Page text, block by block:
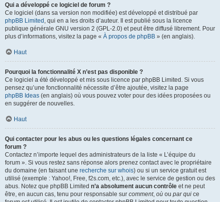
Qui a développé ce logiciel de forum ?
Ce logiciel (dans sa version non modifiée) est développé et distribué par
phpBB Limited , qui en a les droits d’auteur. Il est publié sous la licence
publique générale GNU version 2 (GPL-2.0) et peut être diffusé librement. Pour
plus d’informations, visitez la page « À propos de phpBB » (en anglais).
Haut
Pourquoi la fonctionnalité X n’est pas disponible ?
Ce logiciel a été développé et mis sous licence par phpBB Limited. Si vous
pensez qu’une fonctionnalité nécessite d’être ajoutée, visitez la page
phpBB Ideas (en anglais) où vous pouvez voter pour des idées proposées ou
en suggérer de nouvelles.
Haut
Qui contacter pour les abus ou les questions légales concernant ce
forum ?
Contactez n’importe lequel des administrateurs de la liste « L’équipe du
forum ». Si vous restez sans réponse alors prenez contact avec le propriétaire
du domaine (en faisant une recherche sur whois) ou si un service gratuit est
utilisé (exemple : Yahoo!, Free, f2s.com, etc.), avec le service de gestion ou des
abus. Notez que phpBB Limited n’a absolument aucun contrôle et ne peut
être, en aucun cas, tenu pour responsable sur comment, où ou par qui ce